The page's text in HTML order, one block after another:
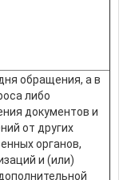
обращения, а в
либо
документов и
от других
органов,
и (или)